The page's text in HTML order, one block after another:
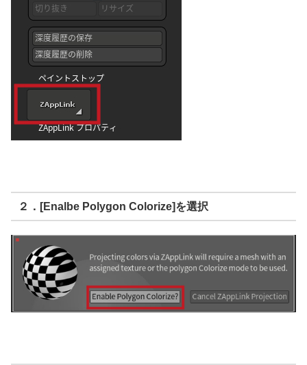
２．[Enalbe Polygon Colorize]を選択